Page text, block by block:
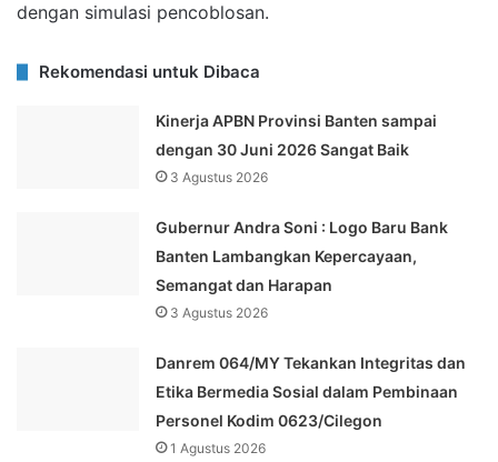
dengan simulasi pencoblosan.
Rekomendasi untuk Dibaca
Kinerja APBN Provinsi Banten sampai
dengan 30 Juni 2026 Sangat Baik
3 Agustus 2026
Gubernur Andra Soni : Logo Baru Bank
Banten Lambangkan Kepercayaan,
Semangat dan Harapan
3 Agustus 2026
Danrem 064/MY Tekankan Integritas dan
Etika Bermedia Sosial dalam Pembinaan
Personel Kodim 0623/Cilegon
1 Agustus 2026